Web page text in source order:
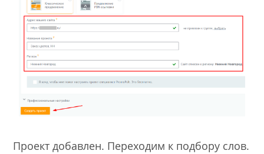
Проект добавлен. Переходим к подбору слов.